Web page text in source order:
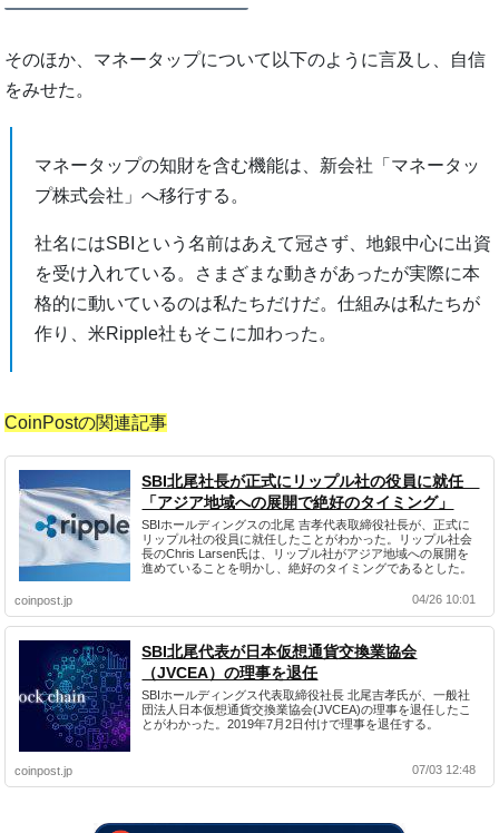
そのほか、マネータップについて以下のように言及し、自信
をみせた。
マネータップの知財を含む機能は、新会社「マネータッ
プ株式会社」へ移行する。
社名にはSBIという名前はあえて冠さず、地銀中心に出資
を受け入れている。さまざまな動きがあったが実際に本
格的に動いているのは私たちだけだ。仕組みは私たちが
作り、米Ripple社もそこに加わった。
CoinPostの関連記事
SBI北尾社長が正式にリップル社の役員に就任
「アジア地域への展開で絶好のタイミング」
SBIホールディングスの北尾 吉孝代表取締役社長が、正式に
リップル社の役員に就任したことがわかった。リップル社会
長のChris Larsen氏は、リップル社がアジア地域への展開を
進めていることを明かし、絶好のタイミングであるとした。
coinpost.jp 04/26 10:01
SBI北尾代表が日本仮想通貨交換業協会
（JVCEA）の理事を退任
SBIホールディングス代表取締役社長 北尾吉孝氏が、一般社
団法人日本仮想通貨交換業協会(JVCEA)の理事を退任したこ
とがわかった。2019年7月2日付けで理事を退任する。
coinpost.jp 07/03 12:48